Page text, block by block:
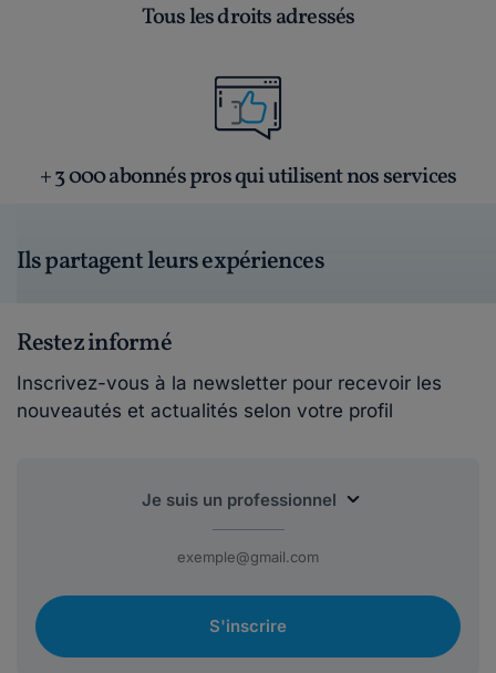
Tous les droits adressés
+ 3 000 abonnés pros qui utilisent nos services
Ils partagent leurs expériences
Restez informé
Inscrivez-vous à la newsletter pour recevoir les
nouveautés et actualités selon votre profil
S'inscrire